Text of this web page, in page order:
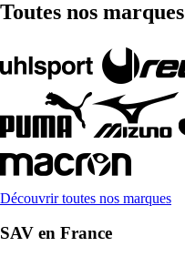
Toutes nos marques
Découvrir toutes nos marques
SAV en France